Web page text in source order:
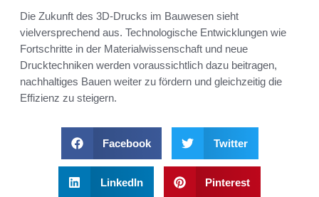
Die Zukunft des 3D-Drucks im Bauwesen sieht
vielversprechend aus. Technologische Entwicklungen wie
Fortschritte in der Materialwissenschaft und neue
Drucktechniken werden voraussichtlich dazu beitragen,
nachhaltiges Bauen weiter zu fördern und gleichzeitig die
Effizienz zu steigern.
Facebook Twitter
LinkedIn Pinterest